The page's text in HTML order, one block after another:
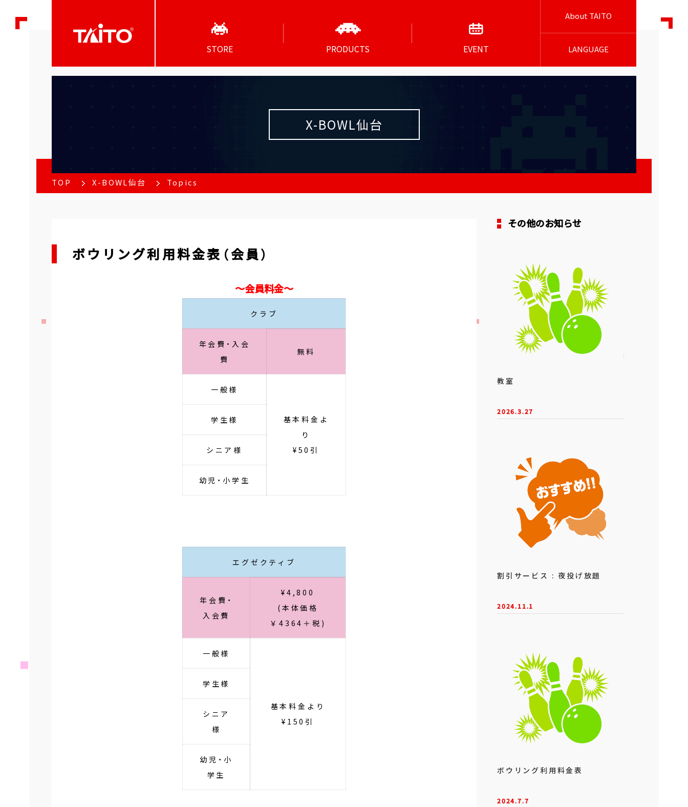
STORE PRODUCTS EVENT
About TAITO
LANGUAGE
X-BOWL仙台
TOP X-BOWL仙台 Topics
ボウリング利用料金表（会員）
～会員料金～
クラブ
年会費・入会
費
無料
一般様
基本料金よ
り
¥50引
学生様
シニア様
幼児・小学生
エグゼクティブ
年会費・
入会費
¥4,800
(本体価格
￥4364＋税)
一般様
基本料金より
¥150引
学生様
シニア
様
幼児・小
学生
その他のお知らせ
教室
2026.3.27
割引サービス : 夜投げ放題
2024.11.1
ボウリング利用料金表
2024.7.7